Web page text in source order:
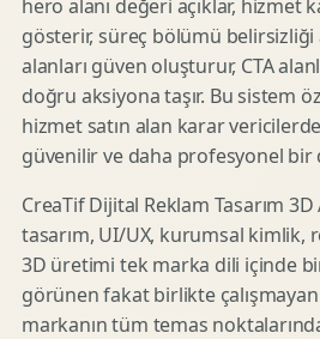
hero alanı değeri açıklar, hizmet
gösterir, süreç bölümü belirsizliği
alanları güven oluşturur, CTA
doğru aksiyona taşır. Bu sistem
hizmet satın alan karar
güvenilir ve daha profesyonel bir
CreaTif Dijital Reklam Tasarım 3D
tasarım, UI/UX, kurumsal kimlik,
3D üretimi tek marka dili içinde
görünen fakat birlikte
markanın tüm temas